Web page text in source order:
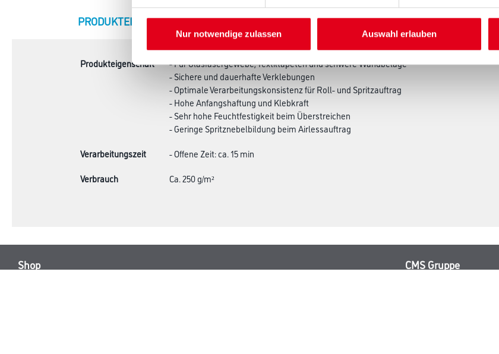
Nur notwendige zulassen Auswahl erlauben
CURRENT
PRODUKTEIGENSCHAFTEN ZUSATZINFOS GEFAHRENHINWEISE
Produkteigenschaft
- Für Glasfasergewebe, Textiltapeten und schwere Wandbeläge
- Sichere und dauerhafte Verklebungen
- Optimale Verarbeitungskonsistenz für Roll- und Spritzauftrag
- Hohe Anfangshaftung und Klebkraft
- Sehr hohe Feuchtfestigkeit beim Überstreichen
- Geringe Spritznebelbildung beim Airlessauftrag
Verarbeitungszeit
- Offene Zeit: ca. 15 min
Verbrauch
Ca. 250 g/m²
Shop CMS Gruppe